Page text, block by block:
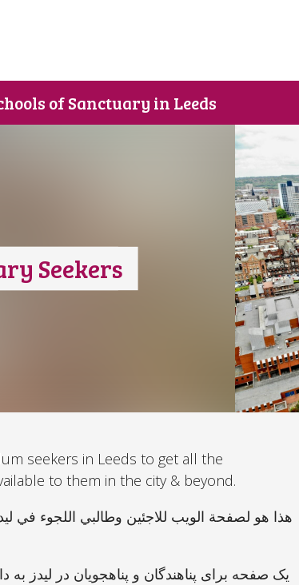
of Sanctuary in Leeds
Seekers
seekers in Leeds to get all the
to them in the city & beyond.
هذا هو لصفحة الويب للاجئين وطالبي اللجوء في
یک صفحه برای پناهندگان و پناهجویان در لیدز